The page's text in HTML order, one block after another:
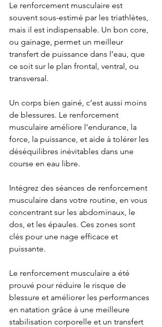
Le renforcement musculaire est
souvent sous-estimé par les triathlètes,
mais il est indispensable. Un bon core,
ou gainage, permet un meilleur
transfert de puissance dans l’eau, que
ce soit sur le plan frontal, ventral, ou
transversal.
Un corps bien gainé, c’est aussi moins
de blessures. Le renforcement
musculaire améliore l'endurance, la
force, la puissance, et aide à tolérer les
déséquilibres inévitables dans une
course en eau libre.
Intégrez des séances de renforcement
musculaire dans votre routine, en vous
concentrant sur les abdominaux, le
dos, et les épaules. Ces zones sont
clés pour une nage efficace et
puissante.
Le renforcement musculaire a été
prouvé pour réduire le risque de
blessure et améliorer les performances
en natation grâce à une meilleure
stabilisation corporelle et un transfert